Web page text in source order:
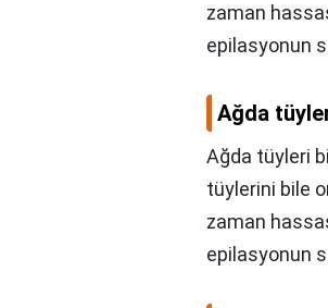
zaman
epilasyonun
Ağda
Ağda tüyleri
tüylerini bile
zaman
epilasyonun